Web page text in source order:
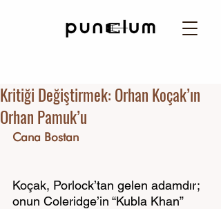
Kritiği Değiştirmek: Orhan Koçak’ın
Orhan Pamuk’u
Cana Bostan
Koçak, Porlock’tan gelen adamdır;
onun Coleridge’in “Kubla Khan”